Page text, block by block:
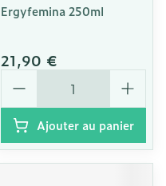
Ergyfemina 250ml
21,90 €
Quantité
Ajouter au panier